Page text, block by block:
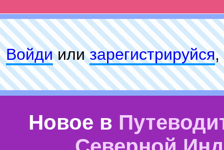
Войдиилизарeгиcтpируйся,
Новое в